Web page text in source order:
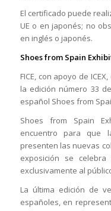
El certificado puede
UE o en japonés; no
en inglés o japonés.
Shoes from Spain
FICE, con apoyo de
la edición número 33
español Shoes from
Shoes from Spain
encuentro para que
presenten las nuevas
exposición se
exclusivamente al
La última edición de
españoles, en